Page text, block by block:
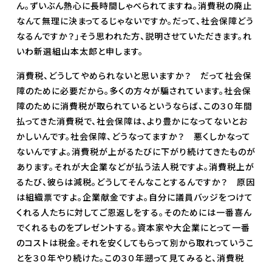
ん。ずいぶん熱心に長時間しゃべられてますね。消費税の廃止
なんて無理に決まってるじゃないですか。だって、社会保障どう
なるんですか？」そう思われた方、説明させていただきます。れ
いわ新選組山本太郎と申します。
消費税、どうしてやめられないと思いますか？ だって社会保
障のために必要だから。多くの方々が騙されています。社会保
障のために消費税が取られているというならば、この３０年間
払ってきた消費税で、社会保障は、より豊かになってないとお
かしいんです。社会保障、どうなってますか？ 悪くしかなって
ないんですよ。消費税が上がるたびに下がり続けてきたものが
あります。それが大企業などが払う法人税ですよ。消費税上が
るたび、彼らは減税。どうしてそんなことするんですか？ 原因
は組織票ですよ。企業献金ですよ。自分に議員バッジをつけて
くれる人たちに対してご恩返しをする。そのためには一番喜ん
でくれるものをプレゼントする。資本家や大企業にとって一番
のコストは税金。それを安くしてもらって別から取れっていうこ
とを３０年やり続けた。この３０年遡って見てみると、消費税